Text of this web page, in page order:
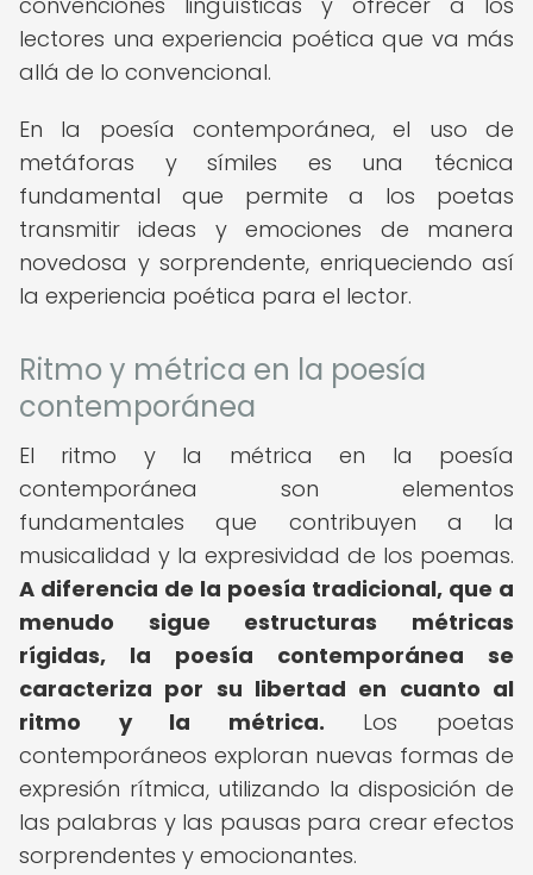
lectores una experiencia poética que va más
allá de lo convencional.
En la poesía contemporánea, el uso de
metáforas y símiles es una técnica
fundamental que permite a los poetas
transmitir ideas y emociones de manera
novedosa y sorprendente, enriqueciendo así
la experiencia poética para el lector.
Ritmo y métrica en la poesía
contemporánea
El ritmo y la métrica en la poesía
contemporánea son elementos
fundamentales que contribuyen a la
musicalidad y la expresividad de los poemas.
A diferencia de la poesía tradicional, que a
menudo sigue estructuras métricas
rígidas, la poesía contemporánea se
caracteriza por su libertad en cuanto al
ritmo y la métrica. Los poetas
contemporáneos exploran nuevas formas de
expresión rítmica, utilizando la disposición de
las palabras y las pausas para crear efectos
sorprendentes y emocionantes.